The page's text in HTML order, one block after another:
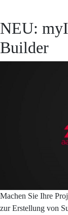
NEU:
Builder
Machen Sie Ihre
zur Erstellung von